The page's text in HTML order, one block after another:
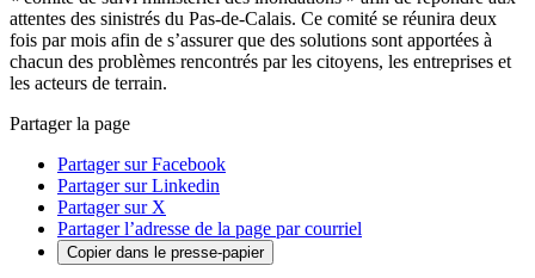
attentes des sinistrés du Pas-de-Calais. Ce comité se réunira deux
fois par mois afin de s’assurer que des solutions sont apportées à
chacun des problèmes rencontrés par les citoyens, les entreprises et
les acteurs de terrain.
Partager la page
Partager sur Facebook
Partager sur Linkedin
Partager sur X
Partager l’adresse de la page par courriel
Copier dans le presse-papier